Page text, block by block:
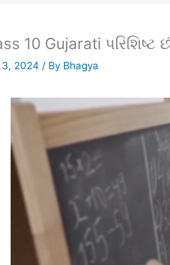
10 Gujarati પરિશિષ્ટ
2024 / By Bhagya